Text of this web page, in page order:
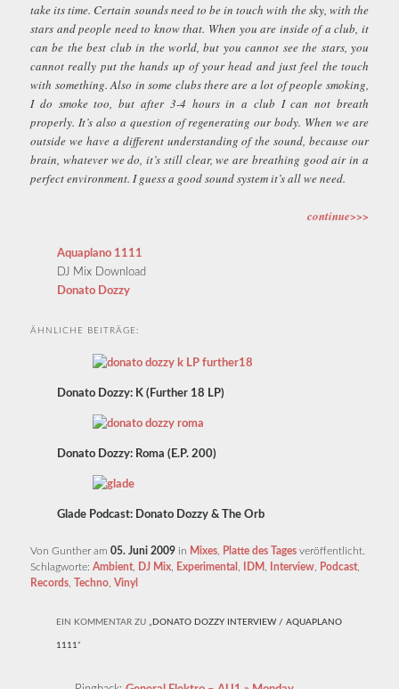
take its time. Certain sounds need to be in touch with the sky, with the
stars and people need to know that. When you are inside of a club, it
can be the best club in the world, but you cannot see the stars, you
cannot really put the hands up of your head and just feel the touch
with something. Also in some clubs there are a lot of people smoking,
I do smoke too, but after 3-4 hours in a club I can not breath
properly. It’s also a question of regenerating our body. When we are
outside we have a different understanding of the sound, because our
brain, whatever we do, it’s still clear, we are breathing good air in a
perfect environment. I guess a good sound system it’s all we need.
continue>>>
Aquaplano 1111
DJ Mix Download
Donato Dozzy
ÄHNLICHE BEITRÄGE:
Donato Dozzy: K (Further 18 LP)
Donato Dozzy: Roma (E.P. 200)
Glade Podcast: Donato Dozzy & The Orb
Von Gunther am05. Juni 2009 in Mixes, Platte des Tages veröffentlicht.
Schlagworte:Ambient, DJ Mix, Experimental , IDM , Interview, Podcast,
Records, Techno,Vinyl
EIN KOMMENTAR ZU „ DONATO DOZZY INTERVIEW / AQUAPLANO
1111 “